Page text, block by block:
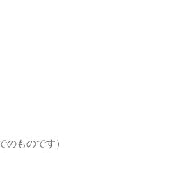
のものです）